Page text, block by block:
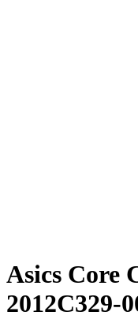
Asics Core
2012C329-